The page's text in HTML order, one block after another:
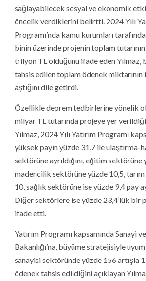
sağlayabilecek sosyal ve ekonomik
öncelik verdiklerini belirtti. 2024 Yılı
Programı’nda kamu kurumları
binin üzerinde projenin toplam
trilyon TL olduğunu ifade eden Yılmaz,
tahsis edilen toplam ödenek miktarının
aştığını dile getirdi.
Özellikle deprem tedbirlerine yönelik
milyar TL tutarında projeye yer
Yılmaz, 2024 Yılı Yatırım Programı
yüksek payın yüzde 31,7 ile ulaştırma-
sektörüne ayrıldığını, eğitim sektörüne
madencilik sektörüne yüzde 10,5,
10, sağlık sektörüne ise yüzde 9,4 pay
Diğer sektörlere ise yüzde 23,4’lük bir
ifade etti.
Yatırım Programı kapsamında Sanayi
Bakanlığı’na, büyüme stratejisiyle
sanayisi sektöründe yüzde 156 artışla
ödenek tahsis edildiğini açıklayan